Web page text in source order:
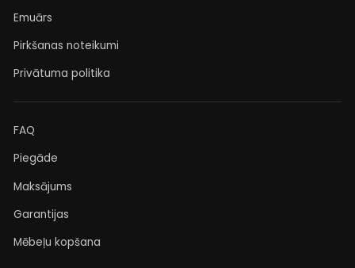
Emuārs
Pirkšanas noteikumi
Privātuma politika
FAQ
Piegāde
Maksājums
Garantijas
Mēbeļu kopšana